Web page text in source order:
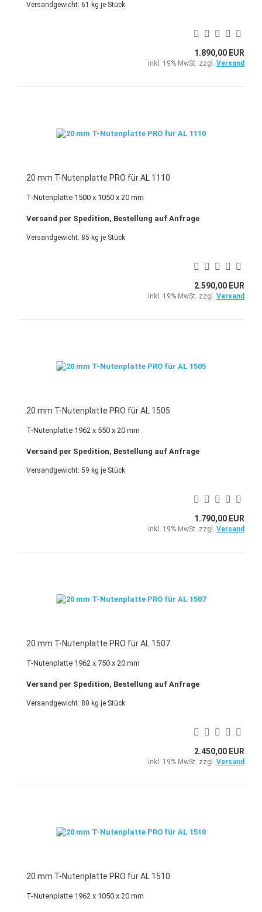
Versandgewicht: 61 kg je Stück
1.890,00 EUR
inkl. 19% MwSt. zzgl. Versand
20 mm T-Nutenplatte PRO für AL 1110
T-Nutenplatte 1500 x 1050 x 20 mm
Versand per Spedition, Bestellung auf Anfrage
Versandgewicht: 85 kg je Stück
2.590,00 EUR
inkl. 19% MwSt. zzgl. Versand
20 mm T-Nutenplatte PRO für AL 1505
T-Nutenplatte 1962 x 550 x 20 mm
Versand per Spedition, Bestellung auf Anfrage
Versandgewicht: 59 kg je Stück
1.790,00 EUR
inkl. 19% MwSt. zzgl. Versand
20 mm T-Nutenplatte PRO für AL 1507
T-Nutenplatte 1962 x 750 x 20 mm
Versand per Spedition, Bestellung auf Anfrage
Versandgewicht: 80 kg je Stück
2.450,00 EUR
inkl. 19% MwSt. zzgl. Versand
20 mm T-Nutenplatte PRO für AL 1510
T-Nutenplatte 1962 x 1050 x 20 mm